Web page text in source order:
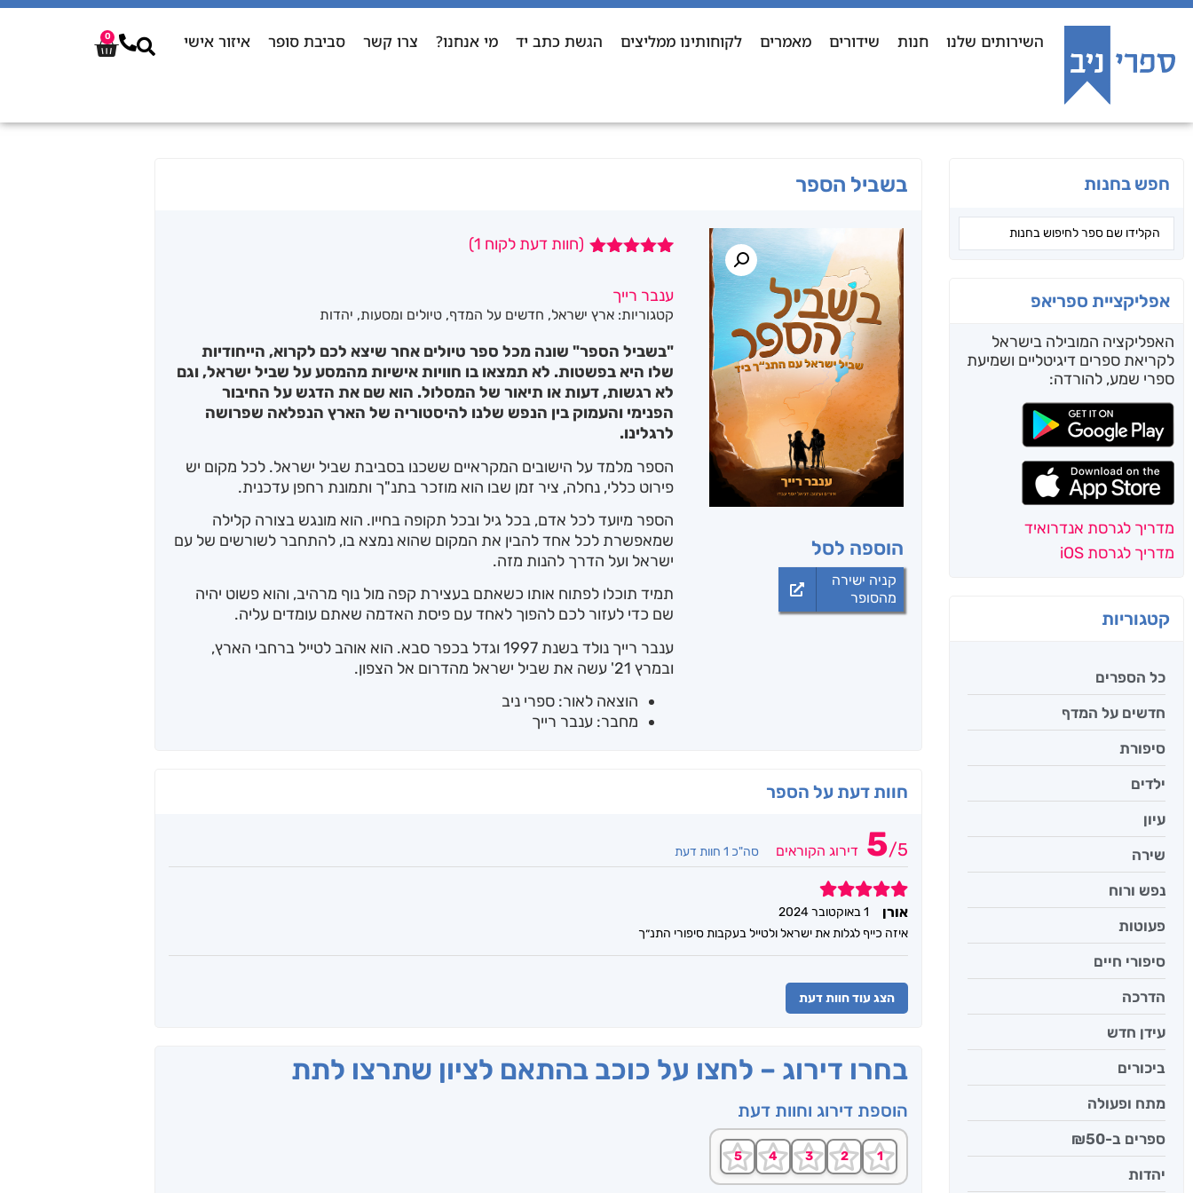
השירותים שלנו חנות שידורים מאמרים לקוחותינו ממליצים הגשת כתב יד מי אנחנו? צרו קשר סביבת סופר איזור אישי 0
חפש בחנות
אפליקציית ספריאפ
האפליקציה המובילה בישראל
לקריאת ספרים דיגיטליים ושמיעת
ספרי שמע, להורדה:
מדריך לגרסת אנדרואיד
מדריך לגרסת iOS
קטגוריות
כל הספרים
חדשים על המדף
סיפורת
ילדים
עיון
שירה
נפש ורוח
פעוטות
סיפורי חיים
הדרכה
עידן חדש
ביכורים
מתח ופעולה
ספרים ב-₪50
יהדות
בשביל הספר
הוספה לסל
קניה ישירה
מהסופר
מבוסס על
דירוגים של
(חוות דעת לקוח 1
)
ענבר רייך
קטגוריות: ארץ ישראל, חדשים על המדף, טיולים ומסעות, יהדות
"בשביל הספר" שונה מכל ספר טיולים אחר שיצא לכם לקרוא, הייחודיות
שלו היא בפשטות. לא תמצאו בו חוויות אישיות מהמסע על שביל ישראל, וגם
לא רגשות, דעות או תיאור של המסלול. הוא שם את הדגש על החיבור
הפנימי והעמוק בין הנפש שלנו להיסטוריה של הארץ הנפלאה שפרושה
לרגלינו.
הספר מלמד על הישובים המקראיים ששכנו בסביבת שביל ישראל. לכל מקום יש
פירוט כללי, נחלה, ציר זמן שבו הוא מוזכר בתנ"ך ותמונת רחפן עדכנית.
הספר מיועד לכל אדם, בכל גיל ובכל תקופה בחייו. הוא מונגש בצורה קלילה
שמאפשרת לכל אחד להבין את המקום שהוא נמצא בו, להתחבר לשורשים של עם
ישראל ועל הדרך להנות מזה.
תמיד תוכלו לפתוח אותו כשאתם בעצירת קפה מול נוף מרהיב, והוא פשוט יהיה
שם כדי לעזור לכם להפוך לאחד עם פיסת האדמה שאתם עומדים עליה.
ענבר רייך נולד בשנת 1997 וגדל בכפר סבא. הוא אוהב לטייל ברחבי הארץ,
ובמרץ 21' עשה את שביל ישראל מהדרום אל הצפון.
הוצאה לאור: ספרי ניב
מחבר: ענבר רייך
חוות דעת על הספר
5/5 דירוג הקוראים סה"כ 1 חוות דעת
5
אורן
1 באוקטובר 2024
איזה כייף לגלות את ישראל ולטייל בעקבות סיפורי התנ״ך
הצג עוד חוות דעת
בחרו דירוג – לחצו על כוכב בהתאם לציון שתרצו לתת
הוספת דירוג וחוות דעת